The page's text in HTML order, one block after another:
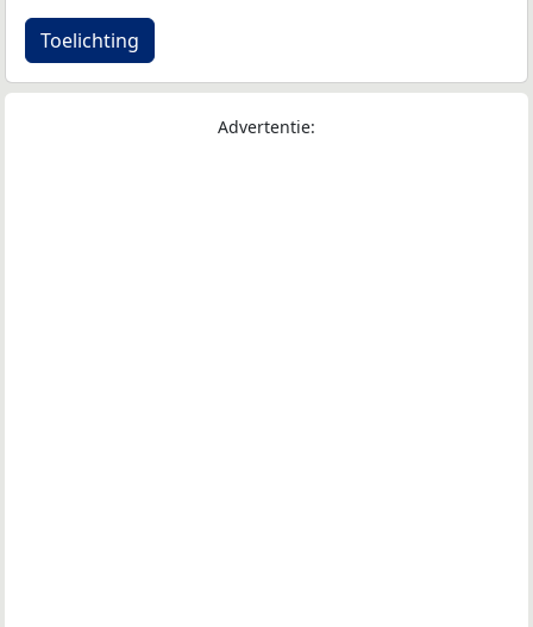
Toelichting
Advertentie: